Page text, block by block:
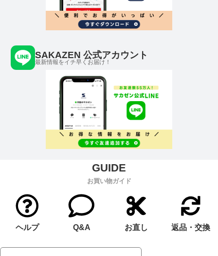
SAKAZEN 公式アカウント
最新情報をイチ早くお届け！
お買い物ガイド
ヘルプ Q&A お直し 返品・交換